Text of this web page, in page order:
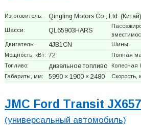
Изготовитель: Qingling Motors Co., Ltd. (Китай)
Шасси: QL65903HARS
Двигатель: 4JB1CN Шины:
Мощность, кВт: 72 Полная
Топливо: дизельное топливо Колесная
Габариты, мм: 5990 × 1900 × 2480 Скорость,
JMC Ford Transit
(универсальный автомобиль)